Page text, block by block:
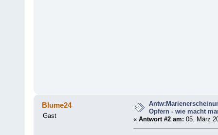
Blume24
Gast
Opfern - wie macht
« Antwort #2 am: 05. März